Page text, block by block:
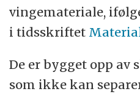
vingemateriale,
i tidsskriftet
De er bygget opp av
som ikke kan